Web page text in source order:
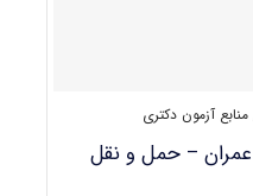
منابع آزمون دکتری
عمران – حمل و نقل